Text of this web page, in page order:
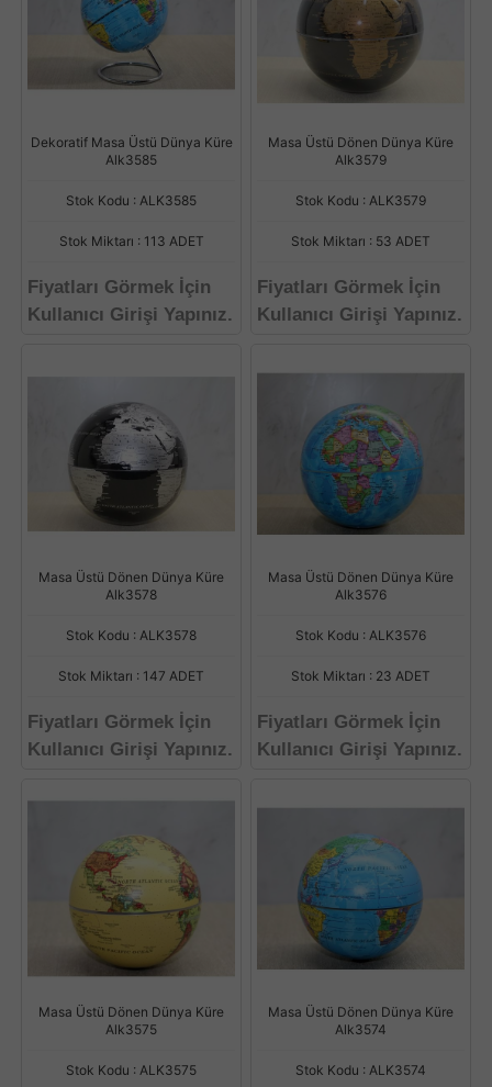
Dekoratif Masa Üstü Dünya Küre
Alk3585
Stok Kodu : ALK3585
Stok Miktarı : 113 ADET
Fiyatları Görmek İçin
Kullanıcı Girişi Yapınız.
Masa Üstü Dönen Dünya Küre
Alk3579
Stok Kodu : ALK3579
Stok Miktarı : 53 ADET
Fiyatları Görmek İçin
Kullanıcı Girişi Yapınız.
Masa Üstü Dönen Dünya Küre
Alk3578
Stok Kodu : ALK3578
Stok Miktarı : 147 ADET
Fiyatları Görmek İçin
Kullanıcı Girişi Yapınız.
Masa Üstü Dönen Dünya Küre
Alk3576
Stok Kodu : ALK3576
Stok Miktarı : 23 ADET
Fiyatları Görmek İçin
Kullanıcı Girişi Yapınız.
Masa Üstü Dönen Dünya Küre
Alk3575
Stok Kodu : ALK3575
Masa Üstü Dönen Dünya Küre
Alk3574
Stok Kodu : ALK3574